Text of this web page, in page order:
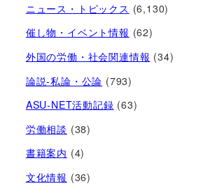
ニュース・トピックス (6,130)
催し物・イベント情報 (62)
外国の労働・社会関連情報 (34)
論説-私論・公論 (793)
ASU-NET活動記録 (63)
労働相談 (38)
書籍案内 (4)
文化情報 (36)